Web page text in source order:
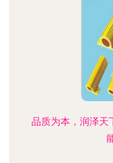
品质为本，润泽